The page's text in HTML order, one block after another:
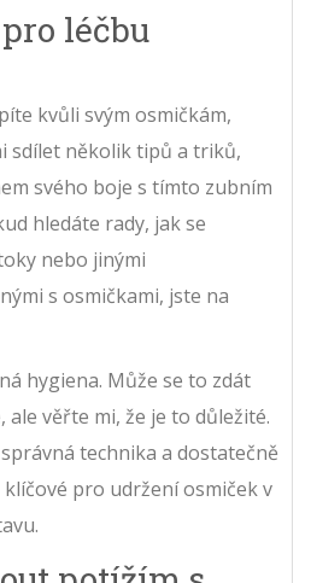
léčbu
kvůli svým osmičkám,
sdílet několik tipů a triků,
svého boje s tímto zubním
hledáte rady, jak se
nebo jinými
s osmičkami, jste na
hygiena. Může se to zdát
ale věřte mi, že je to důležité.
technika a dostatečně
pro udržení osmiček v